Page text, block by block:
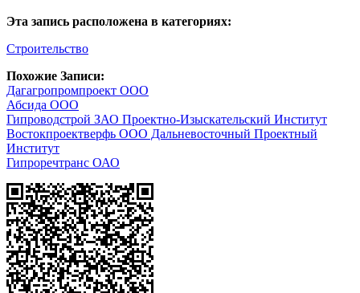
Эта запись расположена в категориях:
Строительство
Похожие Записи:
Дагагропромпроект ООО
Абсида ООО
Гипроводстрой ЗАО Проектно-Изыскательский Институт
Востокпроектверфь ООО Дальневосточный Проектный
Институт
Гипроречтранс ОАО